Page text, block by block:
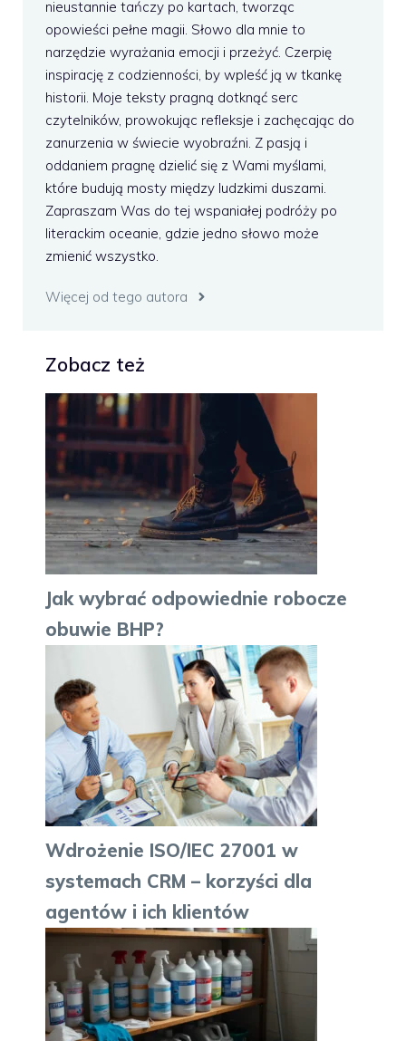
nieustannie tańczy po kartach, tworząc
opowieści pełne magii. Słowo dla mnie to
narzędzie wyrażania emocji i przeżyć. Czerpię
inspirację z codzienności, by wpleść ją w tkankę
historii. Moje teksty pragną dotknąć serc
czytelników, prowokując refleksje i zachęcając do
zanurzenia w świecie wyobraźni. Z pasją i
oddaniem pragnę dzielić się z Wami myślami,
które budują mosty między ludzkimi duszami.
Zapraszam Was do tej wspaniałej podróży po
literackim oceanie, gdzie jedno słowo może
zmienić wszystko.
Więcej od tego autora
Zobacz też
Jak wybrać odpowiednie robocze
obuwie BHP?
Wdrożenie ISO/IEC 27001 w
systemach CRM – korzyści dla
agentów i ich klientów